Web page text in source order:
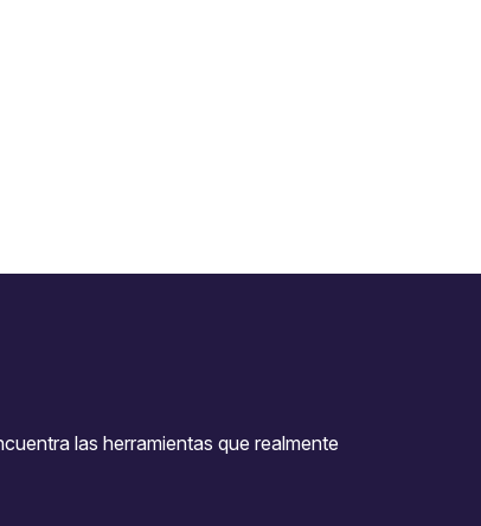
las herramientas que realmente